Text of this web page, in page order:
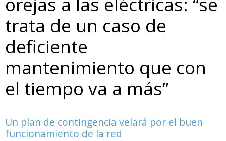
trata de un caso de
deficiente
mantenimiento que con
el tiempo va a más”
Un plan de contingencia velará por el buen
funcionamiento de la red